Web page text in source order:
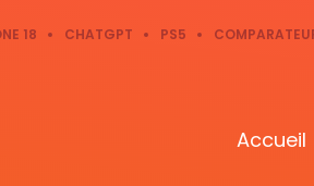
18 CHATGPT PS5
Accueil